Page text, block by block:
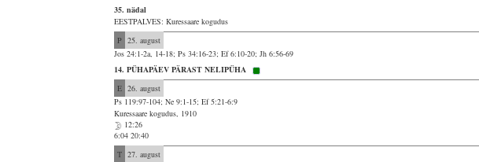
35. nädal
EESTPALVES: Kuressaare kogudus
P 25. august
Jos 24:1-2a, 14-18; Ps 34:16-23; Ef 6:10-20; Jh 6:56-69
14. PÜHAPÄEV PÄRAST NELIPÜHA
E 26. august
Ps 119:97-104; Ne 9:1-15; Ef 5:21-6:9
Kuressaare kogudus, 1910
12:26
6:04 20:40
T 27. august